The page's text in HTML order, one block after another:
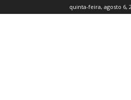
quinta-feira, agosto 6,